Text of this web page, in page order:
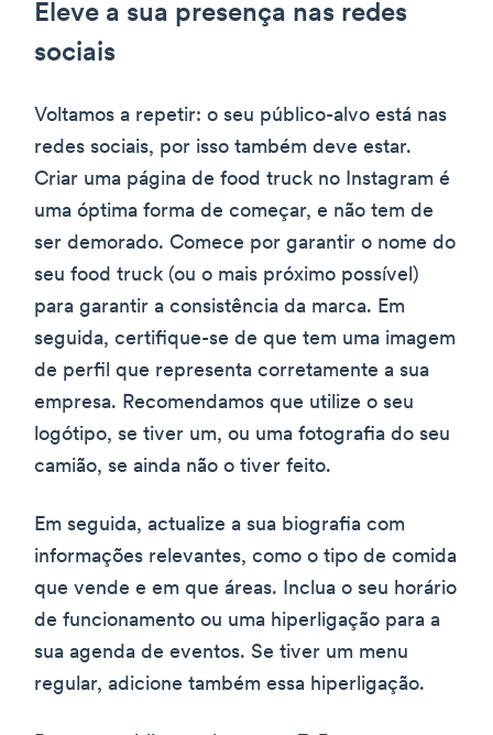
Eleve a sua presença nas redes
sociais
Voltamos a repetir: o seu público-alvo está nas
redes sociais, por isso também deve estar.
Criar uma página de food truck no Instagram é
uma óptima forma de começar, e não tem de
ser demorado. Comece por garantir o nome do
seu food truck (ou o mais próximo possível)
para garantir a consistência da marca. Em
seguida, certifique-se de que tem uma imagem
de perfil que representa corretamente a sua
empresa. Recomendamos que utilize o seu
logótipo, se tiver um, ou uma fotografia do seu
camião, se ainda não o tiver feito.
Em seguida, actualize a sua biografia com
informações relevantes, como o tipo de comida
que vende e em que áreas. Inclua o seu horário
de funcionamento ou uma hiperligação para a
sua agenda de eventos. Se tiver um menu
regular, adicione também essa hiperligação.